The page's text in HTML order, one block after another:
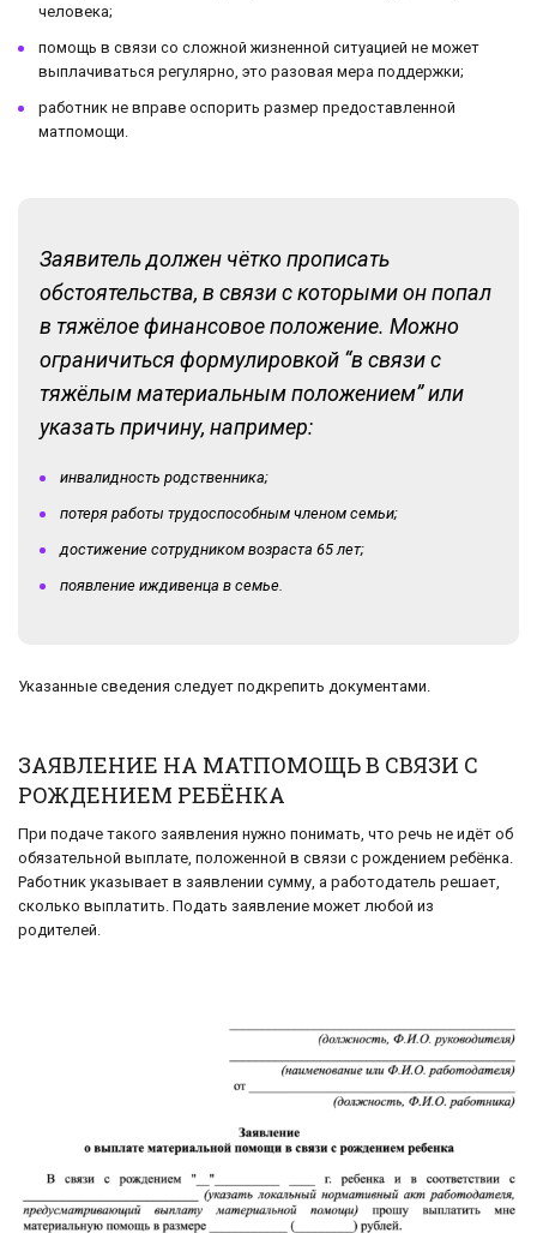
человека;
помощь в связи со сложной жизненной ситуацией не может
выплачиваться регулярно, это разовая мера поддержки;
работник не вправе оспорить размер предоставленной
матпомощи.
Заявитель должен чётко прописать
обстоятельства, в связи с которыми он попал
в тяжёлое финансовое положение. Можно
ограничиться формулировкой “в связи с
тяжёлым материальным положением” или
указать причину, например:
инвалидность родственника;
потеря работы трудоспособным членом семьи;
достижение сотрудником возраста 65 лет;
появление иждивенца в семье.
Указанные сведения следует подкрепить документами.
ЗАЯВЛЕНИЕ НА МАТПОМОЩЬ В СВЯЗИ С
РОЖДЕНИЕМ РЕБЁНКА
При подаче такого заявления нужно понимать, что речь не идёт об
обязательной выплате, положенной в связи с рождением ребёнка.
Работник указывает в заявлении сумму, а работодатель решает,
сколько выплатить. Подать заявление может любой из
родителей.